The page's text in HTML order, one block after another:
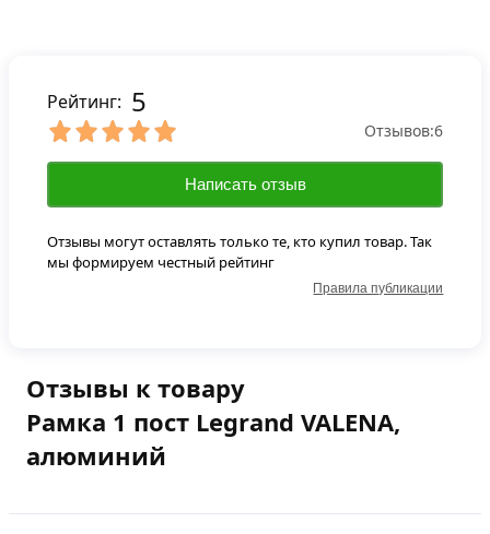
Отзывы к товару
Рамка 1 пост Legrand VALENA,
алюминий
Рейтинг: 5
Отзывов:6
Написать отзыв
Отзывы могут оставлять только те, кто купил товар. Так
мы формируем честный рейтинг
Правила публикации